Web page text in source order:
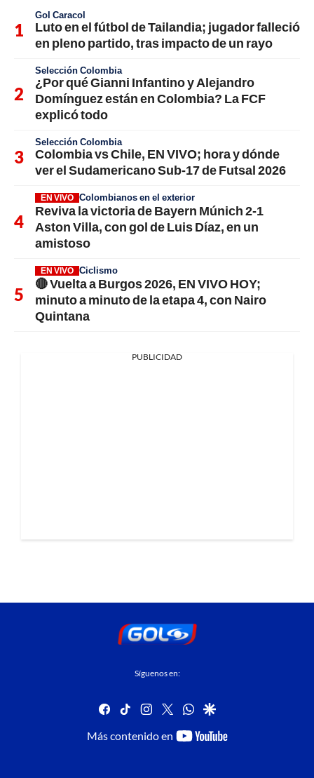
Gol Caracol
Luto en el fútbol de Tailandia; jugador falleció
en pleno partido, tras impacto de un rayo
Selección Colombia
¿Por qué Gianni Infantino y Alejandro
Domínguez están en Colombia? La FCF
explicó todo
Selección Colombia
Colombia vs Chile, EN VIVO; hora y dónde
ver el Sudamericano Sub-17 de Futsal 2026
EN VIVO Colombianos en el exterior
Reviva la victoria de Bayern Múnich 2-1
Aston Villa, con gol de Luis Díaz, en un
amistoso
EN VIVO Ciclismo
🔴 Vuelta a Burgos 2026, EN VIVO HOY;
minuto a minuto de la etapa 4, con Nairo
Quintana
PUBLICIDAD
Síguenos en:
facebook
tiktok instagram
twitterwhatsapp
google
Más contenido en
youtube-